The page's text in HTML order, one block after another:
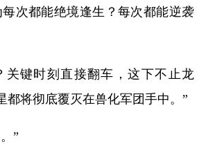
次都能绝境逢生？每次都能逆袭
关键时刻直接翻车，这下不止龙
都将彻底覆灭在兽化军团手中。”
”